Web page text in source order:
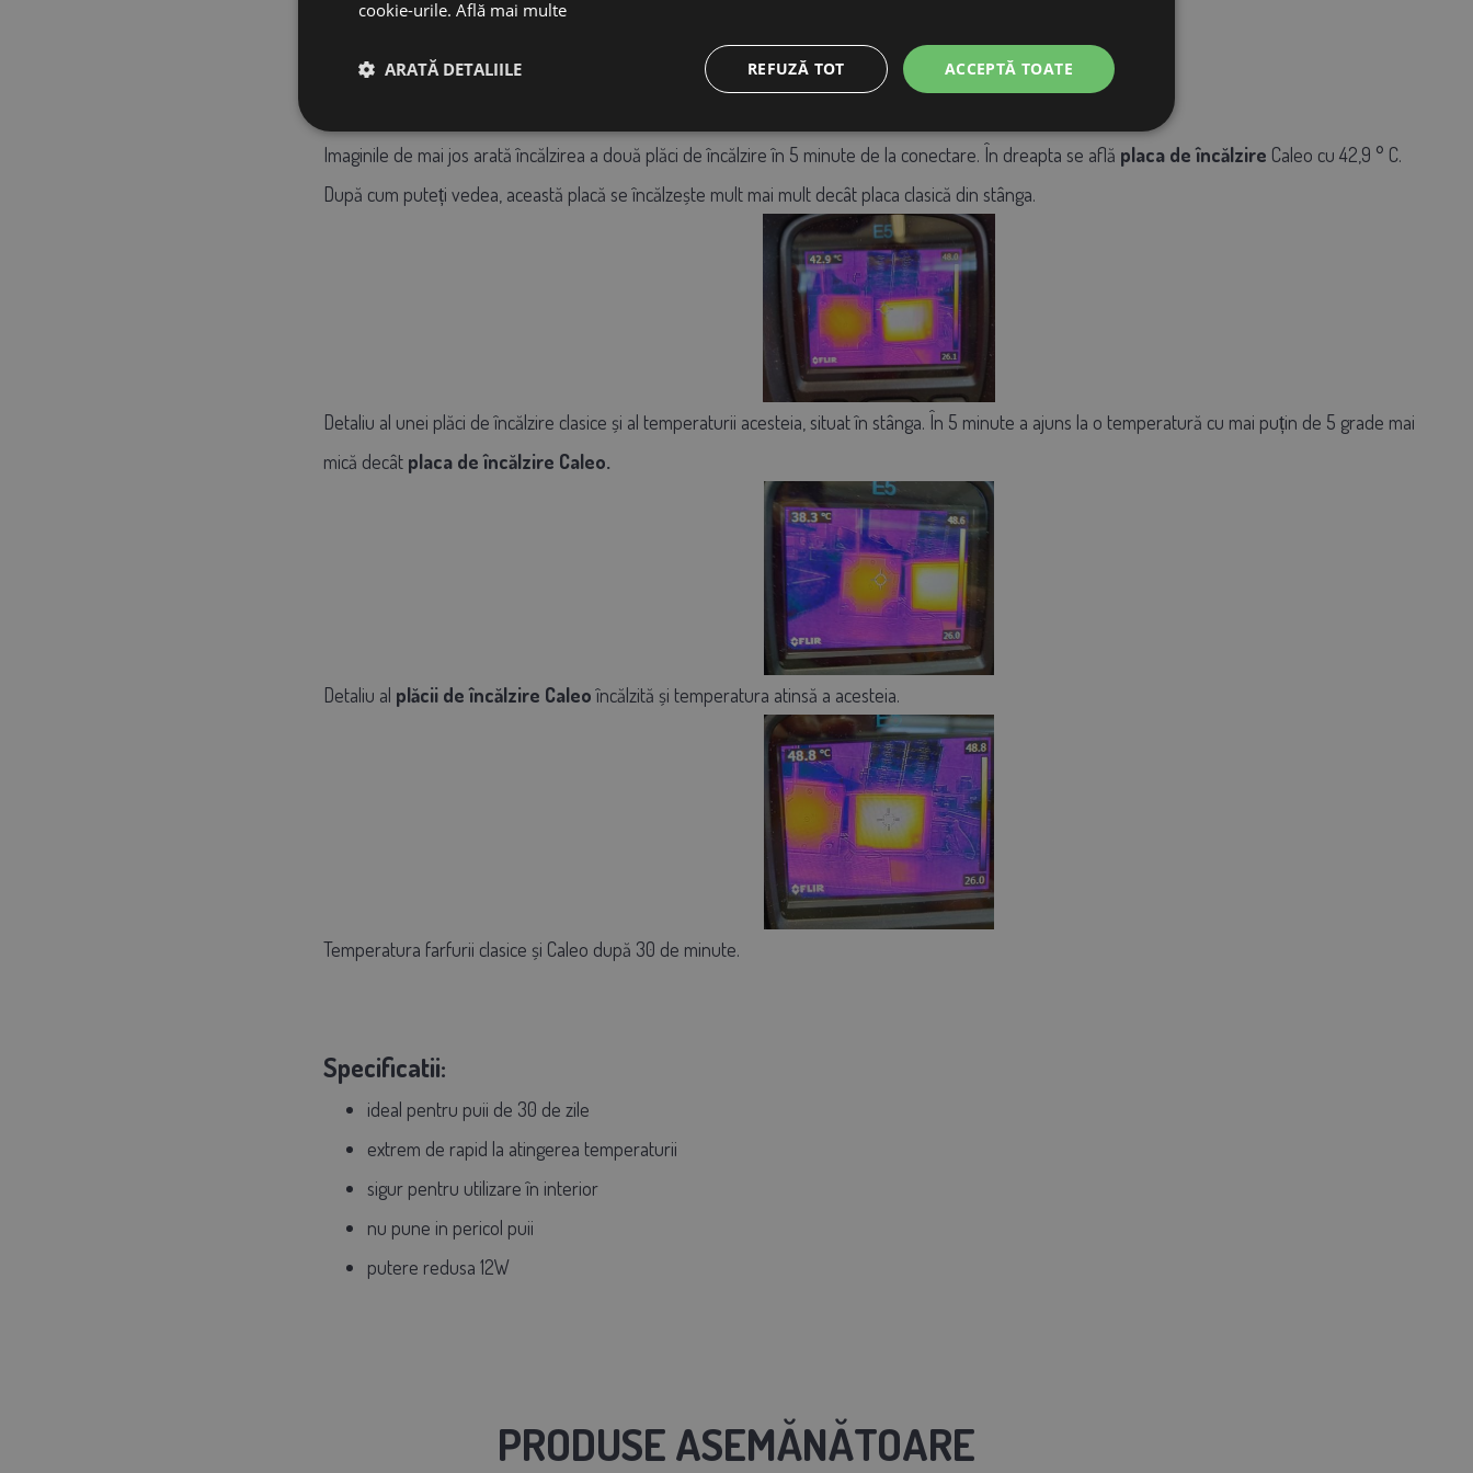
Imaginile de mai jos arată încălzirea a două plăci de încălzire în 5 minute de la conectare. În dreapta se află placa de încălzire Caleo cu 42,9 ° C.
După cum puteți vedea, această placă se încălzește mult mai mult decât placa clasică din stânga.
Detaliu al unei plăci de încălzire clasice și al temperaturii acesteia, situat în stânga. În 5 minute a ajuns la o temperatură cu mai puțin de 5 grade mai
mică decât placa de încălzire Caleo.
Detaliu al plăcii de încălzire Caleoîncălzită și temperatura atinsă a acesteia.
Temperatura farfurii clasice și Caleo după 30 de minute.
Specificatii:
ideal pentru puii de 30 de zile
extrem de rapid la atingerea temperaturii
sigur pentru utilizare în interior
nu pune in pericol puii
putere redusa 12W
PRODUSE ASEMĂNĂTOARE
cookie-urile. Află mai multe
ACCEPTĂ TOATE
REFUZĂ TOT
ARATĂ DETALIILE